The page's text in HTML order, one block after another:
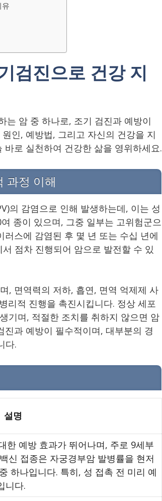
검진으로 건강 지
는 암 중 하나로, 조기 검진과 예방이
인, 예방법, 그리고 자신의 건강을 지
로 실천하여 건강한 삶을 영위하세요.
과정 이해
의 감염으로 인해 발생하는데, 이는 성
종이 있으며, 그중 일부는 고위험군으
스에 감염된 후 몇 년 또는 수십 년에
점차 진행되어 암으로 발전할 수 있
, 면역력의 저하, 흡연, 면역 억제제 사
리적 진행을 촉진시킵니다. 정상 세포
기며, 적절한 조치를 취하지 않으면 암
과 예방이 필수적이며, 대부분의 경
다.
설명
한 예방 효과가 뛰어나며, 주로 9세부
신 접종은 자궁경부암 발병률을 현저
하나입니다. 특히, 성 접촉 전 미리 예
니다.